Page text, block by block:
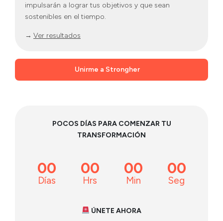
impulsarán a lograr tus objetivos y que sean
sostenibles en el tiempo.
→ Ver resultados
Unirme a Strongher
POCOS DÍAS PARA COMENZAR TU
TRANSFORMACIÓN
00
Días
00
Hrs
00
Min
00
Seg
ÚNETE AHORA